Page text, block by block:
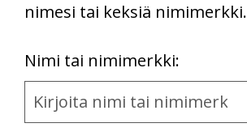
nimesi tai keksiä nimimerkki.
Nimi tai nimimerkki:
Name
and